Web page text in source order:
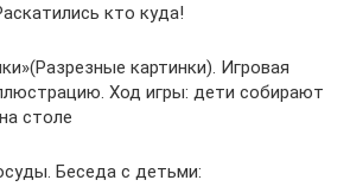
кто куда!
картинки). Игровая
Ход игры: дети собирают
столе
Беседа с детьми: